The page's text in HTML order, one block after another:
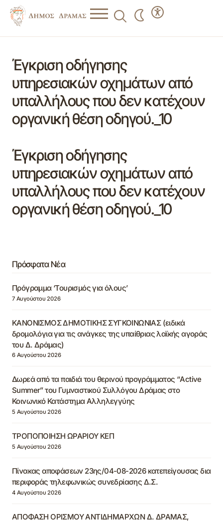
Έγκριση οδήγησης
υπηρεσιακών οχημάτων από
υπαλλήλους που δεν κατέχουν
οργανική θέση οδηγού._10
Έγκριση οδήγησης
υπηρεσιακών οχημάτων από
υπαλλήλους που δεν κατέχουν
οργανική θέση οδηγού._10
Πρόσφατα Νέα
Πρόγραμμα ‘Τουρισμός για όλους’
7 Αυγούστου 2026
ΚΑΝΟΝΙΣΜΟΣ ΔΗΜΟΤΙΚΗΣ ΣΥΓΚΟΙΝΩΝΙΑΣ (ειδικά
δρομολόγια για τις ανάγκες της υπαίθριας λαϊκής αγοράς
του Δ. Δράμας)
6 Αυγούστου 2026
Δωρεά από τα παιδιά του θερινού προγράμματος “Active
Summer” του Γυμναστικού Συλλόγου Δράμας στο
Κοινωνικό Κατάστημα Αλληλεγγύης
5 Αυγούστου 2026
ΤΡΟΠΟΠΟΙΗΣΗ ΩΡΑΡΙΟΥ ΚΕΠ
5 Αυγούστου 2026
Πίνακας αποφάσεων 23ης/04-08-2026 κατεπείγουσας δια
περιφοράς τηλεφωνικώς συνεδρίασης Δ.Σ.
4 Αυγούστου 2026
ΑΠΟΦΑΣΗ ΟΡΙΣΜΟΥ ΑΝΤΙΔΗΜΑΡΧΩΝ Δ. ΔΡΑΜΑΣ,